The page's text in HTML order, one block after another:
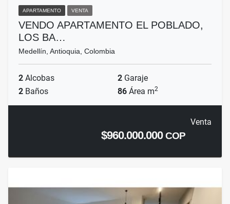
APARTAMENTO VENTA
VENDO APARTAMENTO EL POBLADO,
LOS BA…
Medellín, Antioquia, Colombia
2 Alcobas 2 Garaje
2 Baños 86 Área m2
Venta
$960.000.000COP